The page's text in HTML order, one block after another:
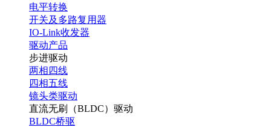
电平转换
开关及多路复用器
IO-Link收发器
驱动产品
步进驱动
两相四线
四相五线
镜头类驱动
直流无刷（BLDC）驱动
BLDC桥驱